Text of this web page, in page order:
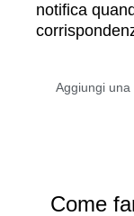
notifica
Come